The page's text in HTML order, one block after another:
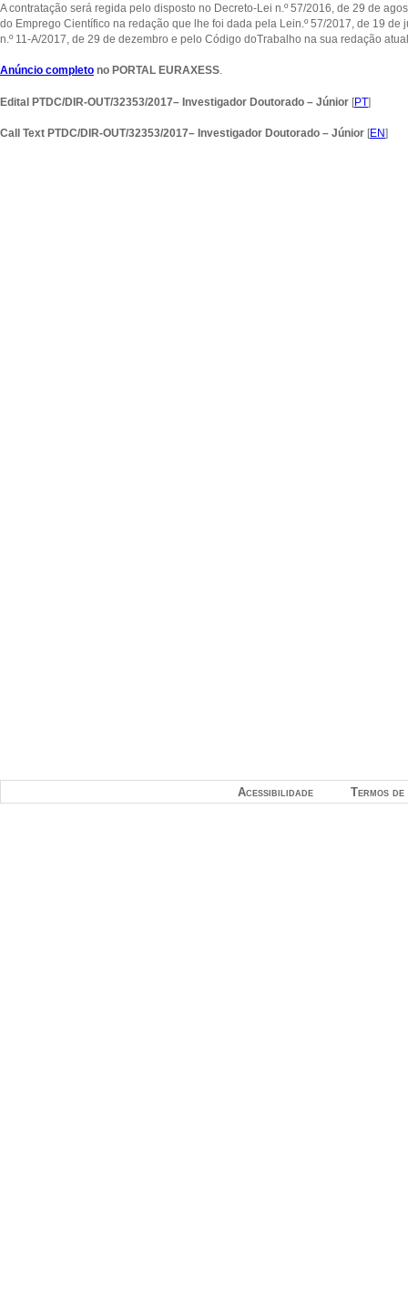
A contratação será regida pelo disposto no Decreto-Lei n.º 57/2016, de 29 de
do Emprego Científico na redação que lhe foi dada pela Lein.º 57/2017, de 19 de
n.º 11-A/2017, de 29 de dezembro e pelo Código doTrabalho na sua redação
Anúncio completo no PORTAL EURAXESS
Edital PTDC/DIR-OUT/32353/2017– Investigador Doutorado – Júnior [PT]
Call Text PTDC/DIR-OUT/32353/2017– Investigador Doutorado – Júnior [EN]
Termos
Acessibilidade